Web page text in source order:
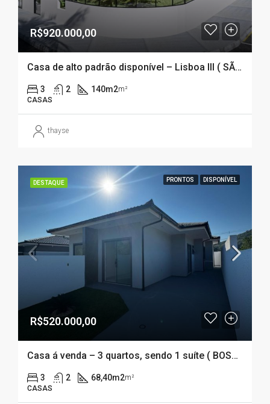
R$920.000,00
Casa de alto padrão disponível – Lisboa III ( SÃO JOSÉ – SC)
3 2 140m2m²
CASAS
thayse
DESTAQUE PRONTOS DISPONÍVEL
R$520.000,00
Casa á venda – 3 quartos, sendo 1 suíte ( BOSQUE – SÃO JOSÉ – SC)
3 2 68,40m2m²
CASAS